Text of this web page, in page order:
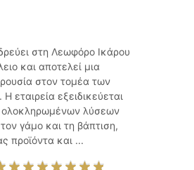
στη Λεωφόρο Ικάρου
και αποτελεί μια
στον τομέα των
εταιρεία εξειδικεύεται
ολοκληρωμένων λύσεων
γάμο και τη βάπτιση,
προϊόντα και ...